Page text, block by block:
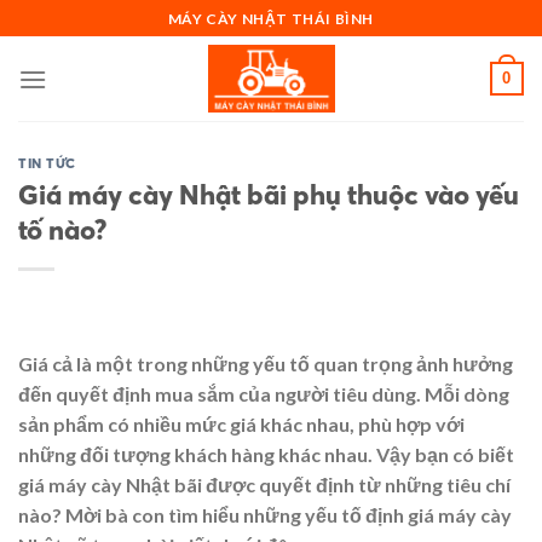
to
content
MÁY CÀY NHẬT THÁI BÌNH
0
TIN TỨC
Giá máy cày Nhật bãi phụ thuộc vào yếu
tố nào?
Giá cả là một trong những yếu tố quan trọng ảnh hưởng
đến quyết định mua sắm của người tiêu dùng. Mỗi dòng
sản phẩm có nhiều mức giá khác nhau, phù hợp với
những đối tượng khách hàng khác nhau. Vậy bạn có biết
giá máy cày Nhật bãi được quyết định từ những tiêu chí
nào? Mời bà con tìm hiểu những yếu tố định giá máy cày